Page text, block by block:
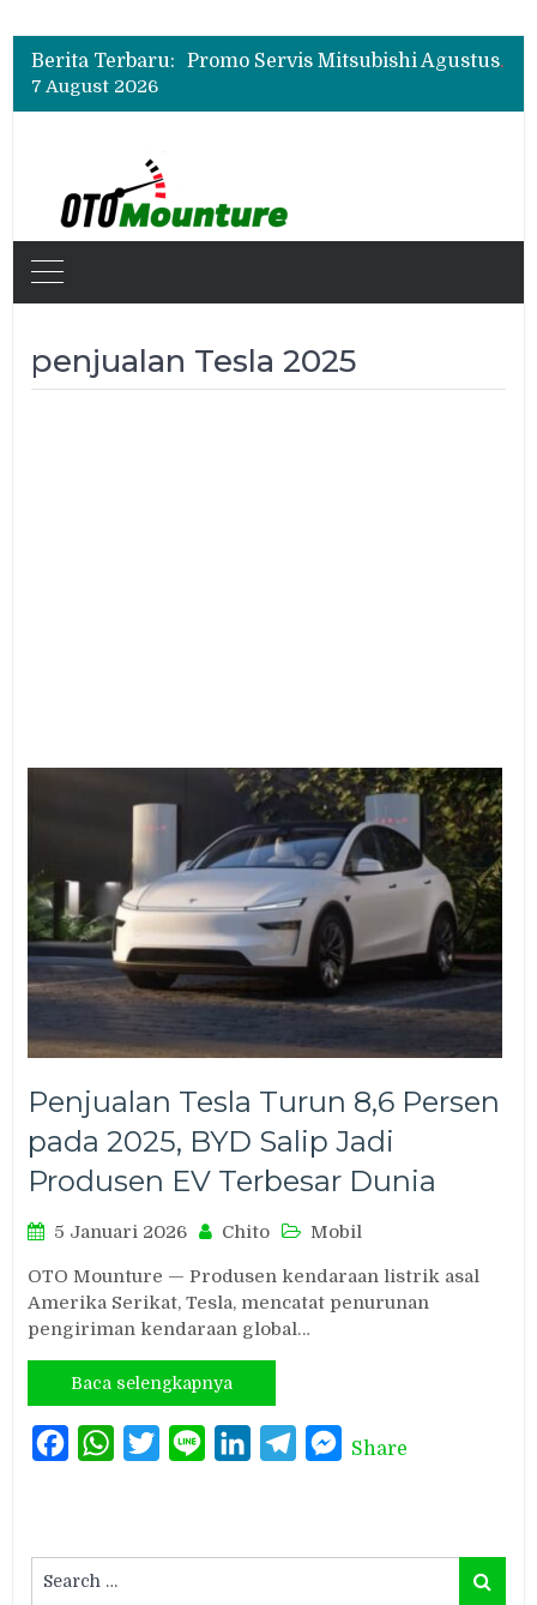
Berita Terbaru:
Bukan Cuma Layar 14,6 Inci, Ini Fitur Pintar Changan Nevo Q05 yang Dibanderol Rp309 Juta
Promo Servis Mitsubishi Agustus 2026, Ada Diskon ESP dan Bodi & Cat Kilau Merdeka
Bukan Cuma Layar 14,6 Inci, Ini Fitur Pintar Changan Nevo Q05 yang Dibanderol Rp309 Juta
7 August 2026
penjualan Tesla 2025
Penjualan Tesla Turun 8,6 Persen
pada 2025, BYD Salip Jadi
Produsen EV Terbesar Dunia
5 Januari 2026 Chito Mobil
OTO Mounture — Produsen kendaraan listrik asal
Amerika Serikat, Tesla, mencatat penurunan
pengiriman kendaraan global…
Baca selengkapnya
FacebookWhatsAppTwitterLine LinkedInTelegramMessenger
Share
for:
Search